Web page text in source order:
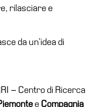
rilasciare e
da un’idea di
– Centro di Ricerca
e Compagnia